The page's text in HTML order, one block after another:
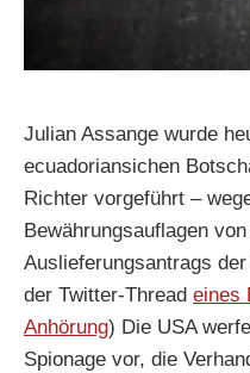
Julian Assange wurde
ecuadoriansichen
Richter vorgeführt –
Bewährungsauflagen
Auslieferungsantrags
der Twitter-Thread eines
Anhörung) Die USA
Spionage vor, die